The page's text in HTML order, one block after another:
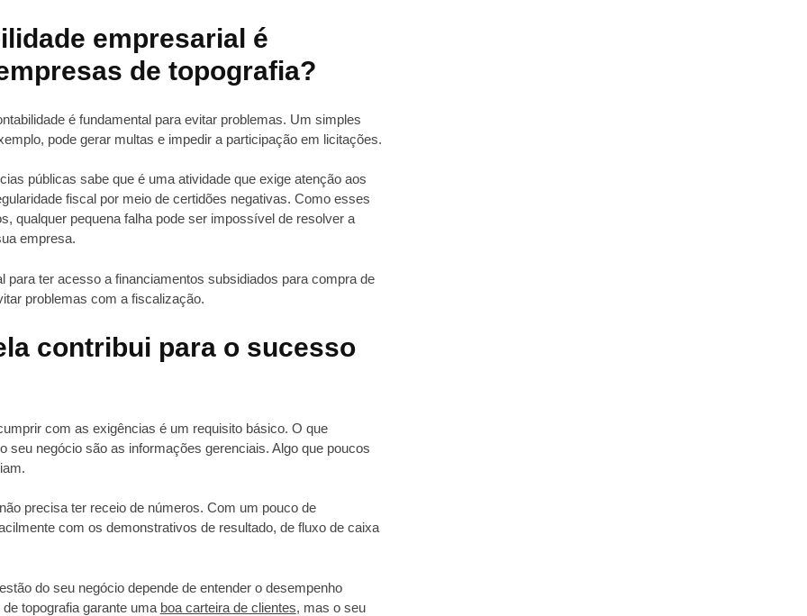
empresarial é
de topografia?
é fundamental para evitar problemas. Um simples
pode gerar multas e impedir a participação em licitações.
públicas sabe que é uma atividade que exige atenção aos
fiscal por meio de certidões negativas. Como esses
qualquer pequena falha pode ser impossível de resolver a
empresa.
para ter acesso a financiamentos subsidiados para compra de
problemas com a fiscalização.
contribui para o sucesso
com as exigências é um requisito básico. O que
seu negócio são as informações gerenciais. Algo que poucos
precisa ter receio de números. Com um pouco de
com os demonstrativos de resultado, de fluxo de caixa
do seu negócio depende de entender o desempenho
topografia garante uma boa carteira de clientes, mas o seu